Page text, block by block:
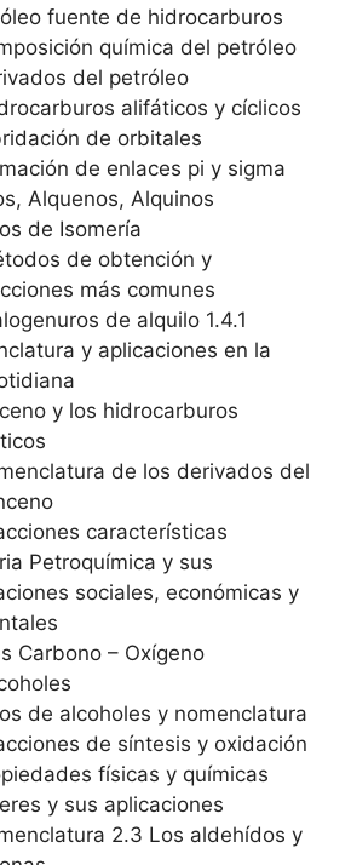
fuente de hidrocarburos
química del petróleo
del petróleo
alifáticos y cíclicos
de orbitales
de enlaces pi y sigma
Alquenos, Alquinos
de Isomería
de obtención y
más comunes
de alquilo 1.4.1
y aplicaciones en la
y los hidrocarburos
de los derivados del
características
Petroquímica y sus
sociales, económicas y
Carbono – Oxígeno
de alcoholes y nomenclatura
de síntesis y oxidación
físicas y químicas
y sus aplicaciones
2.3 Los aldehídos y